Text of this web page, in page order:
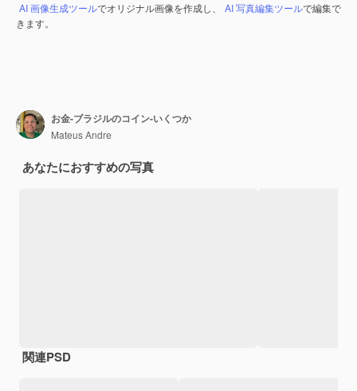
AI 画像生成ツールでオリジナル画像を作成し、 AI 写真編集ツールで編集で
きます。
お金-ブラジルのコイン-いくつか
Mateus Andre
あなたにおすすめの写真
関連PSD